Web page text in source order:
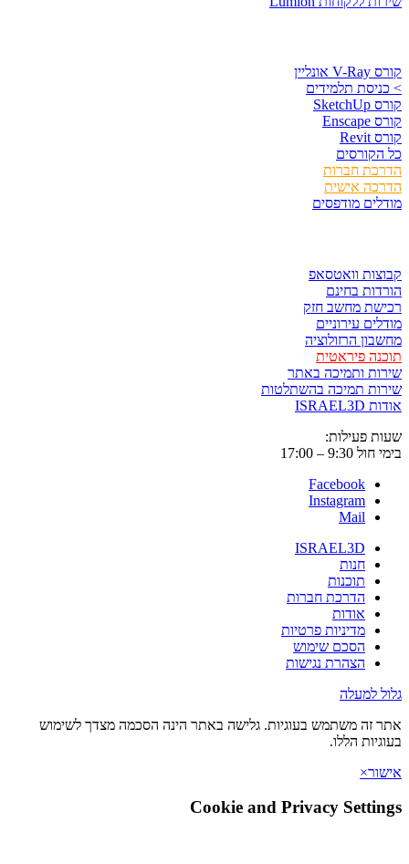
קורס V-Ray אונליין
> כניסת תלמידים
קורס SketchUp
קורס Enscape
קורס Revit
כל הקורסים
הדרכת חברות
הדרכה אישית
מודלים מודפסים
קבוצות וואטסאפ
הורדות בחינם
רכישת מחשב חזק
מודלים עירוניים
מחשבון הרזולוציה
תוכנה פיראטית
שירות ותמיכה באתר
שירות תמיכה בהשתלטות
אודות ISRAEL3D
שעות פעילות:
בימי חול 9:30 – 17:00
Facebook
Instagram
Mail
ISRAEL3D
חנות
תוכנות
הדרכת חברות
אודות
מדיניות פרטיות
הסכם שימוש
הצהרת נגישות
גלול למעלה
אתר זה משתמש בעוגיות. גלישה באתר הינה הסכמה מצדך לשימוש
בעוגיות הללו.
אישור×
Cookie and Privacy Settings